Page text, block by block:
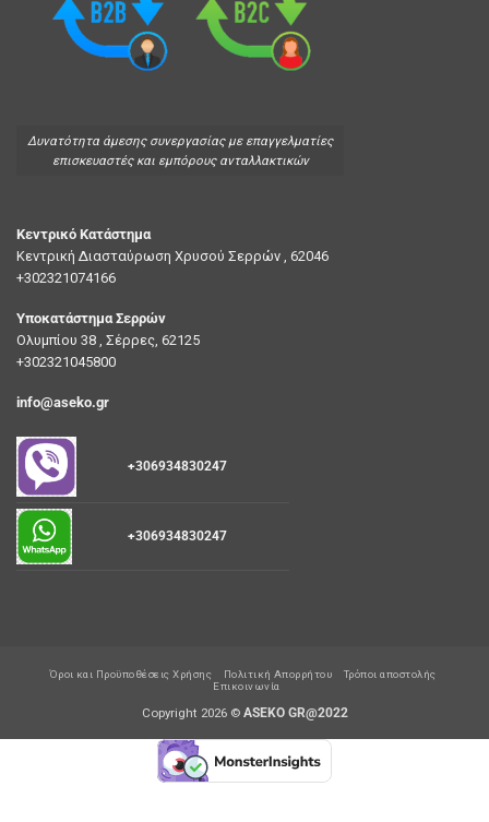
Δυνατότητα άμεσης συνεργασίας με επαγγελματίες
επισκευαστές και εμπόρους ανταλλακτικών
Κεντρικό Κατάστημα
Κεντρική Διασταύρωση Χρυσού Σερρών , 62046
+302321074166
Υποκατάστημα Σερρών
Ολυμπίου 38 , Σέρρες, 62125
+302321045800
info@aseko.gr
+306934830247
+306934830247
Όροι και Προϋποθέσεις Χρήσης Πολιτική Απορρήτου
Τρόποι αποστολής
Επικοινωνία
Copyright 2026 © ASEKO GR@2022